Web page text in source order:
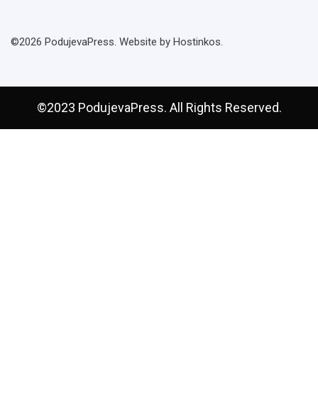
©2026 PodujevaPress. Website by Hostinkos.
©2023 PodujevaPress. All Rights Reserved.